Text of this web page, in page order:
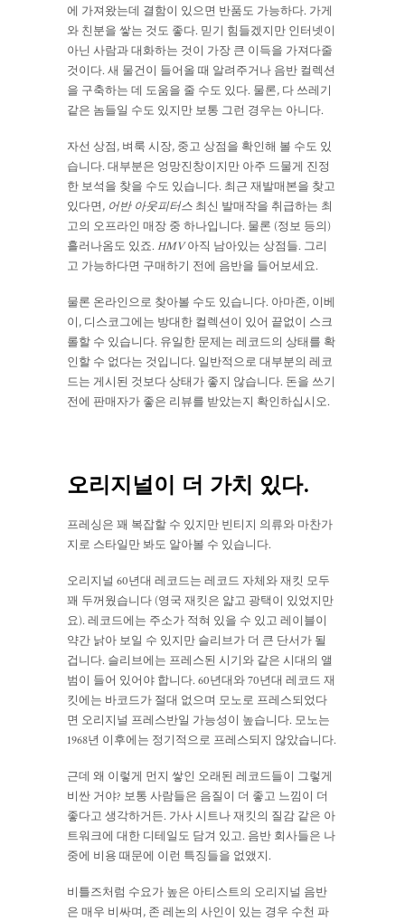
에 가져왔는데 결함이 있으면 반품도 가능하다. 가게
와 친분을 쌓는 것도 좋다. 믿기 힘들겠지만 인터넷이
아닌 사람과 대화하는 것이 가장 큰 이득을 가져다줄
것이다. 새 물건이 들어올 때 알려주거나 음반 컬렉션
을 구축하는 데 도움을 줄 수도 있다. 물론, 다 쓰레기
같은 놈들일 수도 있지만 보통 그런 경우는 아니다.
자선 상점, 벼룩 시장, 중고 상점을 확인해 볼 수도 있
습니다. 대부분은 엉망진창이지만 아주 드물게 진정
한 보석을 찾을 수도 있습니다. 최근 재발매본을 찾고
있다면, 어반 아웃피터스 최신 발매작을 취급하는 최
고의 오프라인 매장 중 하나입니다. 물론 (정보 등의)
흘러나옴도 있죠. HMV아직 남아있는 상점들. 그리
고 가능하다면 구매하기 전에 음반을 들어보세요.
물론 온라인으로 찾아볼 수도 있습니다. 아마존, 이베
이, 디스코그에는 방대한 컬렉션이 있어 끝없이 스크
롤할 수 있습니다. 유일한 문제는 레코드의 상태를 확
인할 수 없다는 것입니다. 일반적으로 대부분의 레코
드는 게시된 것보다 상태가 좋지 않습니다. 돈을 쓰기
전에 판매자가 좋은 리뷰를 받았는지 확인하십시오.
오리지널이 더 가치 있다.
프레싱은 꽤 복잡할 수 있지만 빈티지 의류와 마찬가
지로 스타일만 봐도 알아볼 수 있습니다.
오리지널 60년대 레코드는 레코드 자체와 재킷 모두
꽤 두꺼웠습니다 (영국 재킷은 얇고 광택이 있었지만
요). 레코드에는 주소가 적혀 있을 수 있고 레이블이
약간 낡아 보일 수 있지만 슬리브가 더 큰 단서가 될
겁니다. 슬리브에는 프레스된 시기와 같은 시대의 앨
범이 들어 있어야 합니다. 60년대와 70년대 레코드 재
킷에는 바코드가 절대 없으며 모노로 프레스되었다
면 오리지널 프레스반일 가능성이 높습니다. 모노는
1968년 이후에는 정기적으로 프레스되지 않았습니다.
근데 왜 이렇게 먼지 쌓인 오래된 레코드들이 그렇게
비싼 거야? 보통 사람들은 음질이 더 좋고 느낌이 더
좋다고 생각하거든. 가사 시트나 재킷의 질감 같은 아
트워크에 대한 디테일도 담겨 있고. 음반 회사들은 나
중에 비용 때문에 이런 특징들을 없앴지.
비틀즈처럼 수요가 높은 아티스트의 오리지널 음반
은 매우 비싸며, 존 레논의 사인이 있는 경우 수천 파